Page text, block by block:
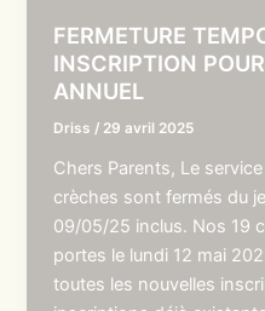
FERMETURE
INSCRIPTION
ANNUEL
Driss / 29 avril 2025
Chers Parents, Le
crèches sont fermés du
09/05/25 inclus. Nos 19
portes le lundi 12 mai
toutes les nouvelles